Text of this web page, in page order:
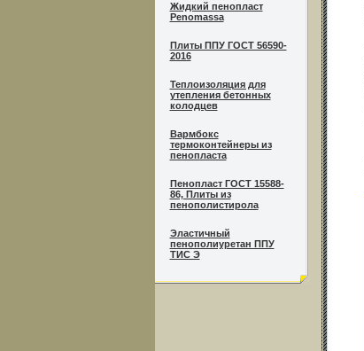
Жидкий пенопласт
Penomassa
Плиты ППУ ГОСТ 56590-
2016
Теплоизоляция для
утепления бетонных
колодцев
Вармбокс
термоконтейнеры из
пенопласта
Пенопласт ГОСТ 15588-
86, Плиты из
пенополистирола
Эластичный
пенополиуретан ППУ
ТИС Э